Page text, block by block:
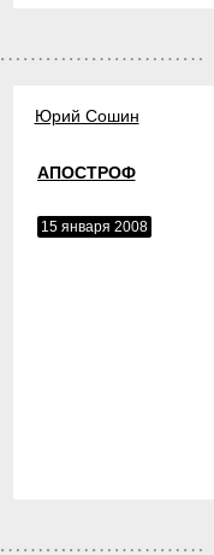
Юрий Сошин
АПОСТРОФ
15 января 2008